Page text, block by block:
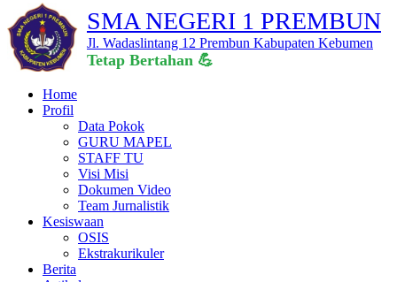
SMA NEGERI 1 PREMBUN
Jl. Wadaslintang 12 Prembun Kabupaten Kebumen
Tetap Berta
Home
Profil
Data Pokok
GURU MAPEL
STAFF TU
Visi Misi
Dokumen Video
Team Jurnalistik
Kesiswaan
OSIS
Ekstrakurikuler
Berita